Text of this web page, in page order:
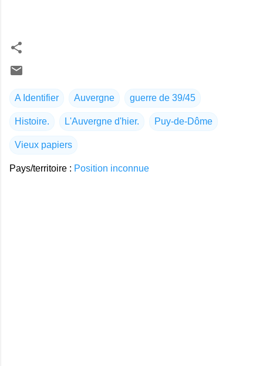
A Identifier Auvergne guerre de 39/45
Histoire. L'Auvergne d'hier. Puy-de-Dôme
Vieux papiers
Pays/territoire : Position inconnue